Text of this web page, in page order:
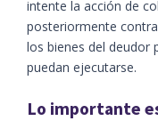
intente la acción de
posteriormente
los bienes del deudor
puedan ejecutarse.
Lo importante